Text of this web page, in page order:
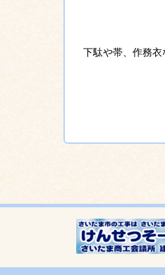
下駄や帯、作務衣